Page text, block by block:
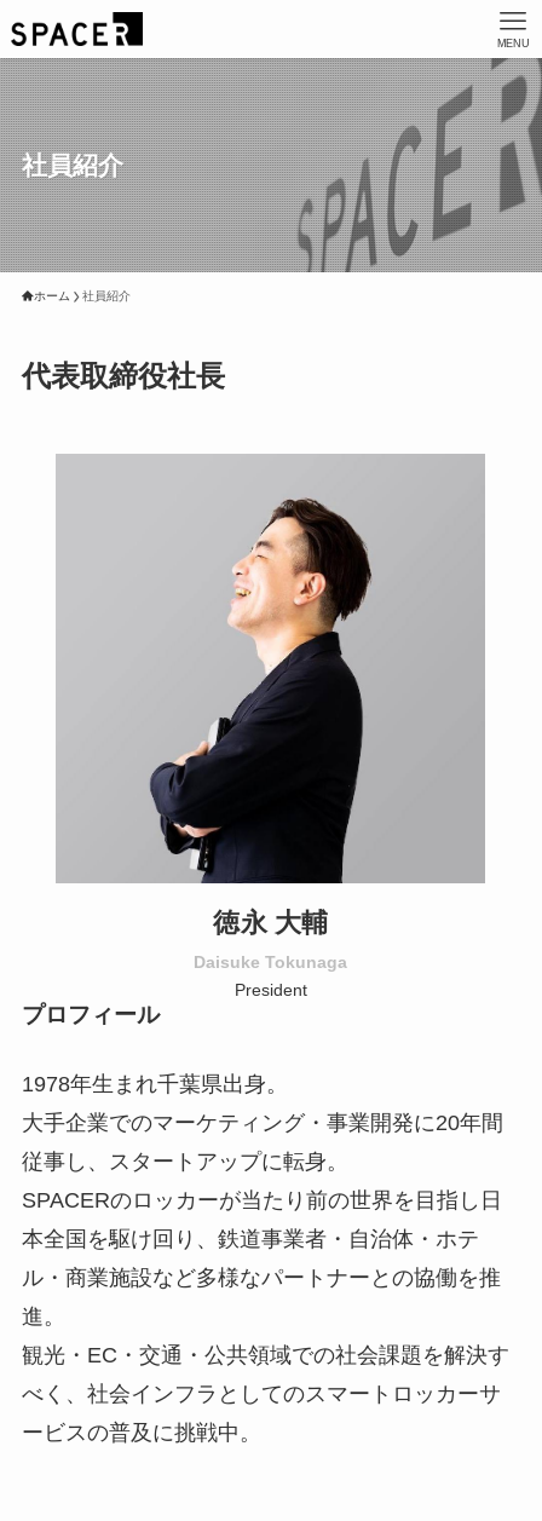
MENU
社員紹介
ホーム 社員紹介
代表取締役社長
徳永 大輔
Daisuke Tokunaga
President
プロフィール
1978年生まれ千葉県出身。
大手企業でのマーケティング・事業開発に20年間
従事し、スタートアップに転身。
SPACERのロッカーが当たり前の世界を目指し日
本全国を駆け回り、鉄道事業者・自治体・ホテ
ル・商業施設など多様なパートナーとの協働を推
進。
観光・EC・交通・公共領域での社会課題を解決す
べく、社会インフラとしてのスマートロッカーサ
ービスの普及に挑戦中。